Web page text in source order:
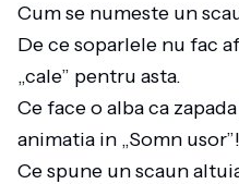
Cum se numeste un
De ce soparlele nu fac
„cale” pentru asta.
Ce face o alba ca
animatia in „Somn usor”!
Ce spune un scaun